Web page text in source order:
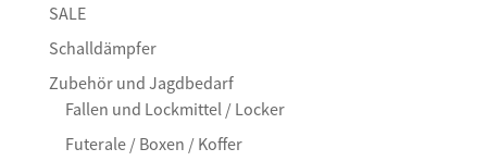
SALE
Schalldämpfer
Zubehör und Jagdbedarf
Fallen und Lockmittel / Locker
Futerale / Boxen / Koffer